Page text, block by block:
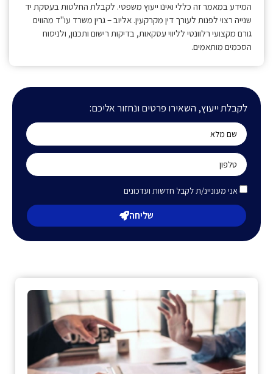
לקבלת ייעוץ, השאירו פרטים ונחזור אליכם:
אני מעוניינ/ת לקבל חדשות ועדכונים
שליחה
המידע במאמר זה כללי ואינו ייעוץ משפטי. לקבלת החלטות בעסקת יד
שנייה רצוי לפנות לעורך דין מקרקעין. אליוב – גרין משרד עו"ד מהווים
גורם מקצועי רלוונטי לליווי עסקאות, בדיקות רישום ותכנון, ולניסוח
הסכמים מותאמים.